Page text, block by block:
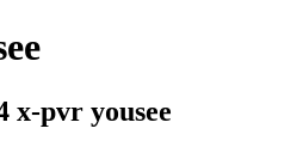
pvr yousee